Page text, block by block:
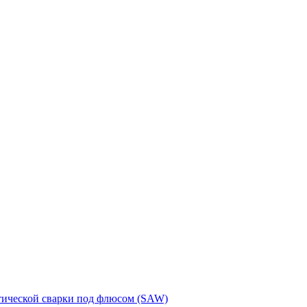
сварки под флюсом (SAW)